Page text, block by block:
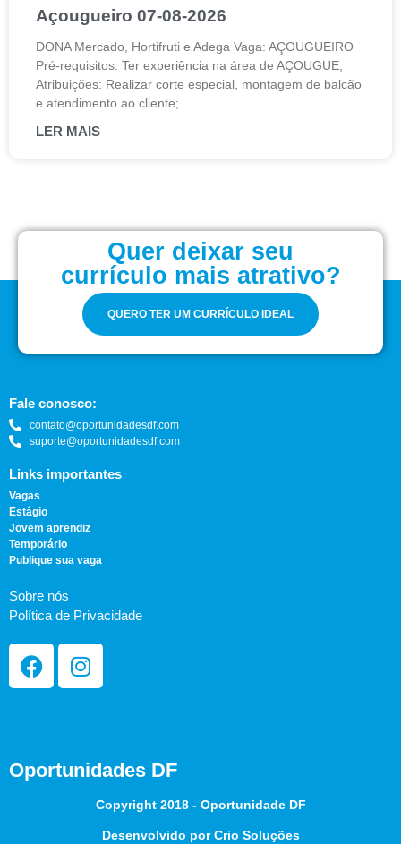
Açougueiro 07-08-2026
DONA Mercado, Hortifruti e Adega Vaga: AÇOUGUEIRO
Pré-requisitos: Ter experiência na área de AÇOUGUE;
Atribuições: Realizar corte especial, montagem de balcão
e atendimento ao cliente;
LER MAIS
Quer deixar seu
currículo mais atrativo?
QUERO TER UM CURRÍCULO IDEAL
Fale conosco:
contato@oportunidadesdf.com
suporte@oportunidadesdf.com
Links importantes
Vagas
Estágio
Jovem aprendiz
Temporário
Publique sua vaga
Sobre nós
Política de Privacidade
Oportunidades DF
Copyright 2018 - Oportunidade DF
Desenvolvido por Crio Soluções